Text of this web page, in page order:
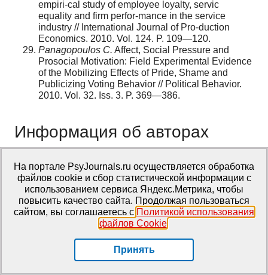
empiri-cal study of employee loyalty, servic
equality and firm perfor-mance in the service
industry // International Journal of Pro-duction
Economics. 2010. Vol. 124. P. 109—120.
Panagopoulos C. Affect, Social Pressure and
Prosocial Motivation: Field Experimental Evidence
of the Mobilizing Effects of Pride, Shame and
Publicizing Voting Behavior // Political Behavior.
2010. Vol. 32. Iss. 3. P. 369—386.
Информация об авторах
психологических наук, доцент, профессор кафедры
педагогики и образовательных технологий, института
психологии и педагогики, Елецкий государственный
университет имени И.А. Бунина (ФГБОУ ВО «ЕГУ
имени И.А. Бунина»), Елец, Российская Федерация,
https://orcid.org/0000-0003-1739-837X
budyakovaelez@mail.ru
На портале PsyJournals.ru осуществляется обработка
файлов cookie и сбор статистической информации с
использованием сервиса Яндекс.Метрика, чтобы
повысить качество сайта. Продолжая пользоваться
сайтом, вы соглашаетесь с Политикой использования
файлов Cookie.
Принять